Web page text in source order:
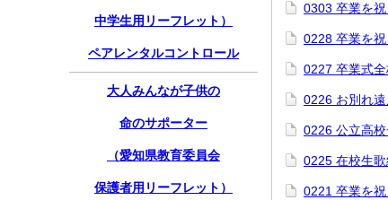
中学生用リーフレット）
ペアレンタルコントロール
大人みんなが子供の
命のサポーター
（愛知県教育委員会
保護者用リーフレット）
0303 卒業を
0228 卒業を
0227 卒業式
0226 お別れ遠
0226 公立高
0225 在校生歌
0221 卒業を